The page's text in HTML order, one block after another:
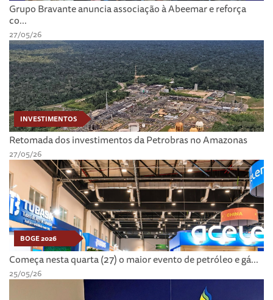
Grupo Bravante anuncia associação à Abeemar e reforça
co...
27/05/26
INVESTIMENTOS
Retomada dos investimentos da Petrobras no Amazonas
27/05/26
BOGE 2026
Começa nesta quarta (27) o maior evento de petróleo e gá...
25/05/26